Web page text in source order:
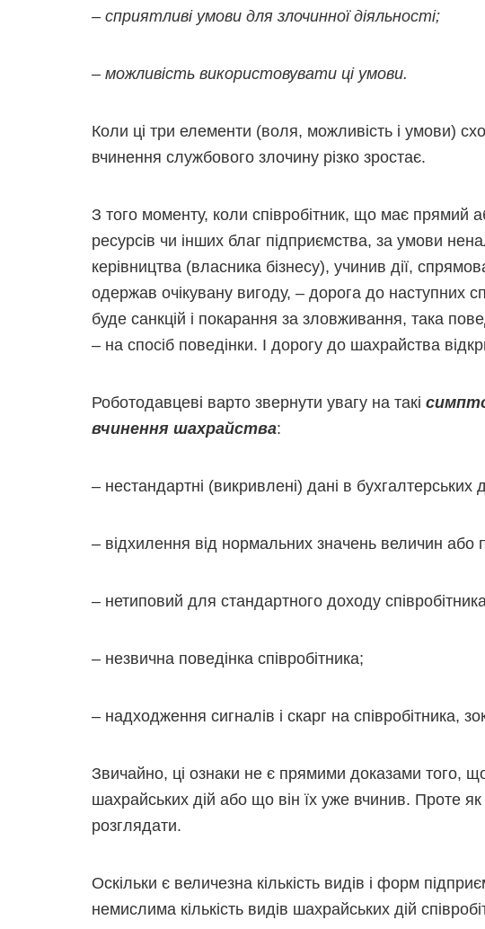
– сприятливі умови для злочинної діяльності;
– можливість використовувати ці умови.
Коли ці три елементи (воля, можливість і умови)
вчинення службового злочину різко зростає.
З того моменту, коли співробітник, що має прямий
ресурсів чи інших благ підприємства, за умови
керівництва (власника бізнесу), учинив дії,
одержав очікувану вигоду, – дорога до наступних
буде санкцій і покарання за зловживання, така
– на спосіб поведінки. І дорогу до шахрайства
Роботодавцеві варто звернути увагу на такі
вчинення шахрайства:
– нестандартні (викривлені) дані в бухгалтерських
– відхилення від нормальних значень величин або
– нетиповий для стандартного доходу
– незвична поведінка співробітника;
– надходження сигналів і скарг на співробітника,
Звичайно, ці ознаки не є прямими доказами того,
шахрайських дій або що він їх уже вчинив. Проте
розглядати.
Оскільки є величезна кількість видів і форм
немислима кількість видів шахрайських дій